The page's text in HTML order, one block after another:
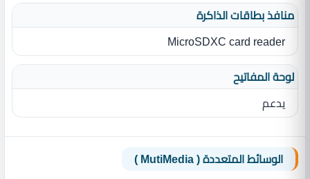
منافذ بطاقات الذاكرة
MicroSDXC card reader
لوحة المفاتيح
يدعم
الوسائط المتعددة ( MutiMedia )